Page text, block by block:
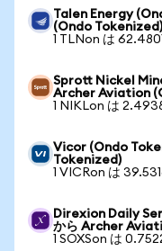
Talen Energy
(Ondo Tokenized)
1 TLNon は
Sprott Nickel
Archer Aviation
1 NIKLon は
Vicor (Ondo
Tokenized)
1 VICRon は
Direxion Daily
から Archer
1 SOXSon は